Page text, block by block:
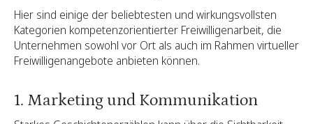
Hier sind einige der beliebtesten und wirkungsvollsten
Kategorien kompetenzorientierter Freiwilligenarbeit, die
Unternehmen sowohl vor Ort als auch im Rahmen virtueller
Freiwilligenangebote anbieten können.
1. Marketing und Kommunikation